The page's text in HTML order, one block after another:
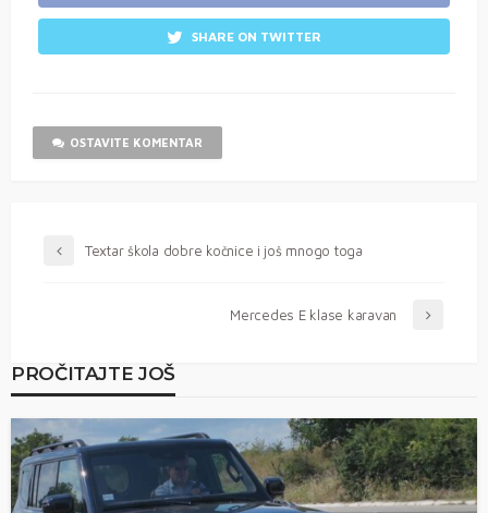
SHARE ON TWITTER
OSTAVITE KOMENTAR
Textar škola dobre kočnice i još mnogo toga
Mercedes E klase karavan
PROČITAJTE JOŠ